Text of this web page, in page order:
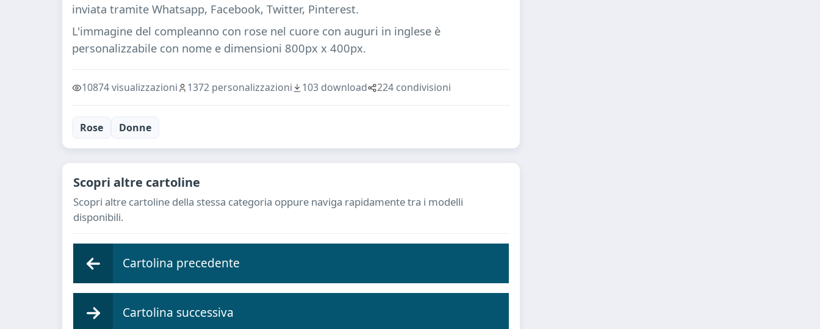
inviata tramite Whatsapp, Facebook, Twitter, Pinterest.
L'immagine del compleanno con rose nel cuore con auguri in inglese è
personalizzabile con nome e dimensioni 800px x 400px.
10874 visualizzazioni 1372 personalizzazioni 103 download 224 condivisioni
Rose Donne
Scopri altre cartoline
Scopri altre cartoline della stessa categoria oppure naviga rapidamente tra i modelli
disponibili.
Cartolina precedente
Cartolina successiva